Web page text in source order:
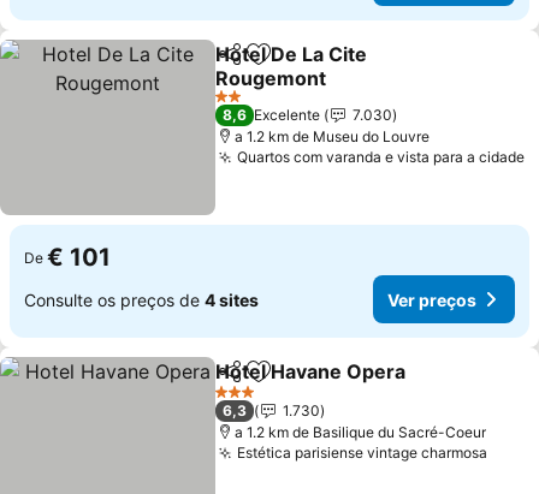
PartilharAdicionar aos favoritos
Hotel De La Cite
Rougemont
Ver preços
2 Estrelas
8,6 Excelente
7.030
a 1.2 km de Museu do Louvre
Quartos com varanda e vista para a cidade
De € 101
Consulte os preços de 4 sites Ver preços
PartilharAdicionar aos favoritos
Hotel Havane Opera
3 Estrelas
6,3
1.730
a 1.2 km de Basilique du Sacré-Coeur
Estética parisiense vintage charmosa